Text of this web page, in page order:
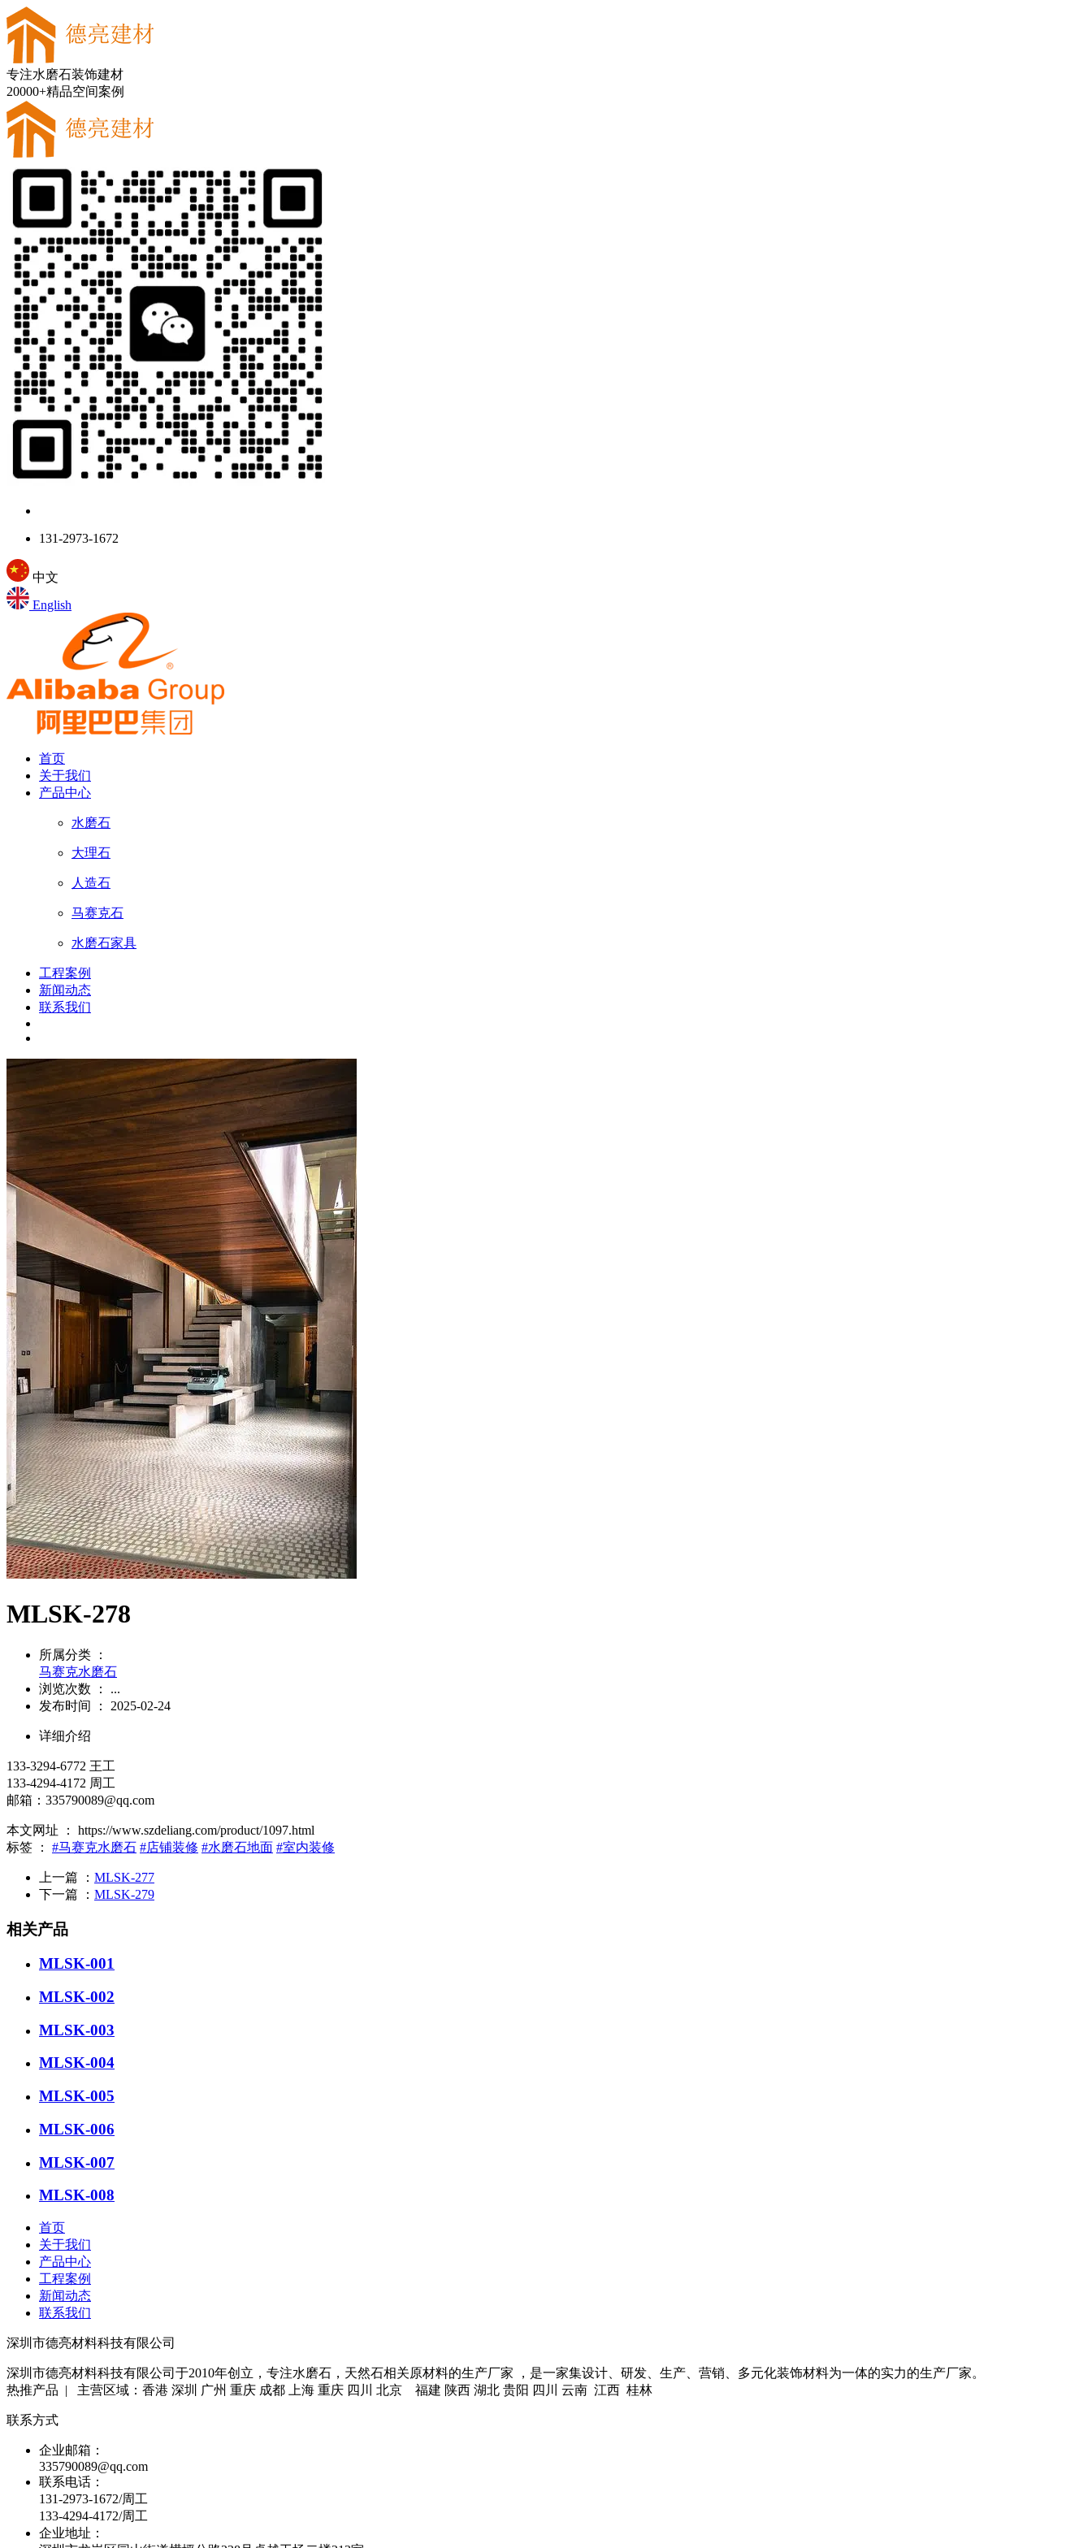
专注水磨石装饰建材
20000+精品空间案例
131-2973-1672
中文
English
首页
关于我们
产品中心
水磨石
大理石
人造石
马赛克石
水磨石家具
工程案例
新闻动态
联系我们
MLSK-278
所属分类 ：
马赛克水磨石
浏览次数 ： ...
发布时间 ： 2025-02-24
详细介绍
133-3294-6772 王工
133-4294-4172 周工
邮箱：335790089@qq.com
本文网址 ： https://www.szdeliang.com/product/1097.html
标签 ：
#马赛克水磨石 #店铺装修 #水磨石地面 #室内装修
上一篇 ： MLSK-277
下一篇 ： MLSK-279
相关产品
MLSK-001
MLSK-002
MLSK-003
MLSK-004
MLSK-005
MLSK-006
MLSK-007
MLSK-008
首页
关于我们
产品中心
工程案例
新闻动态
联系我们
深圳市德亮材料科技有限公司
深圳市德亮材料科技有限公司于2010年创立，专注水磨石，天然石相关原材料的生产厂家 ，是一家集设计、研发、生产、营销、多元化装饰材料为一体的实力的生产厂家。
热推产品 | 主营区域：香港 深圳 广州 重庆 成都 上海 重庆 四川 北京 福建 陕西 湖北 贵阳 四川 云南 江西 桂林
联系方式
企业邮箱：
335790089@qq.com
联系电话：
131-2973-1672/周工
133-4294-4172/周工
企业地址：